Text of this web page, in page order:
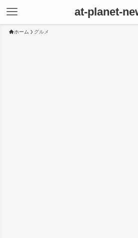
at-planet-
ホーム グルメ